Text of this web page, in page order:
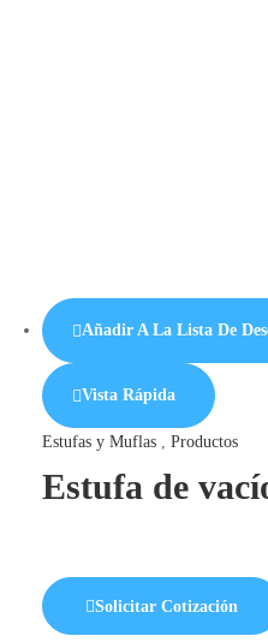
Añadir A La Lista De
Vista Rápida
Estufas y Muflas, Productos
Estufa de
Solicitar Cotización